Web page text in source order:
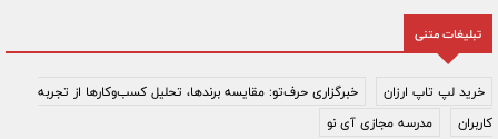
تبلیغات متنی
خرید لپ تاپ ارزان
خبرگزاری حرف‌تو: مقایسه برندها، تحلیل کسب‌وکارها از تجربه
کاربران
مدرسه مجازی آی نو